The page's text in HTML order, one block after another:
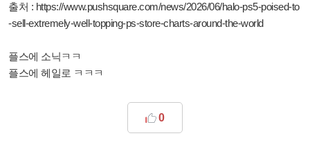
출처 : https://www.pushsquare.com/news/2026/06/halo-ps5-poised-to
-sell-extremely-well-topping-ps-store-charts-around-the-world
플스에 소닉ㅋㅋ
플스에 헤일로 ㅋㅋㅋ
0